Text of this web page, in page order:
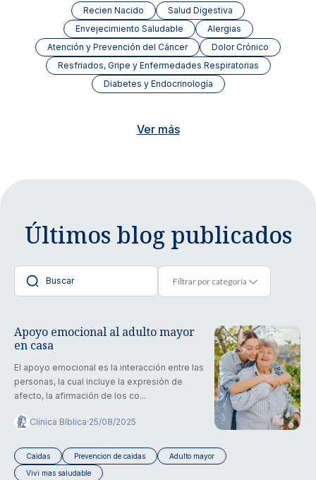
Recien Nacido
Salud Digestiva
Envejecimiento Saludable
Alergias
Atención y Prevención del Cáncer
Dolor Crónico
Resfriados, Gripe y Enfermedades Respiratorias
Diabetes y Endocrinología
Ver más
Últimos blog publicados
Apoyo emocional al adulto mayor
en casa
El apoyo emocional es la interacción entre las
personas, la cual incluye la expresión de
afecto, la afirmación de los co...
Clínica Bíblica·25/08/2025
Caidas Prevencion de caidas
Adulto mayor
Vivi mas saludable